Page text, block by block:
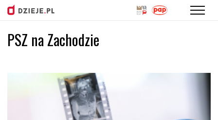
PSZ na Zachodzie